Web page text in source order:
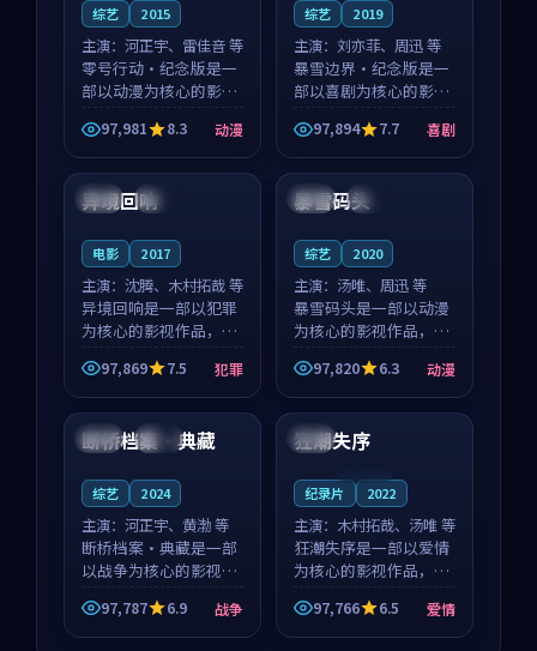
综艺 2015
主演： 河正宇、雷佳音 等
零号行动·纪念版是一
部以动漫为核心的影视
作品，围绕危机、反转
与人物成长展开，整体
节奏紧凑，值得推荐观
看。
97,981 8.3 动漫
综艺 2019
主演： 刘亦菲、周迅 等
暴雪边界·纪念版是一
部以喜剧为核心的影视
作品，围绕危机、反转
与人物成长展开，整体
节奏紧凑，值得推荐观
看。
97,894 7.7 喜剧
英国 院线
异境回响
电影 2017
主演： 沈腾、木村拓哉 等
异境回响是一部以犯罪
为核心的影视作品，围
绕危机、反转与人物成
长展开，整体节奏紧
凑，值得推荐观看。
97,869 7.5 犯罪
泰国 完结
暴雪码头
综艺 2020
主演： 汤唯、周迅 等
暴雪码头是一部以动漫
为核心的影视作品，围
绕危机、反转与人物成
长展开，整体节奏紧
凑，值得推荐观看。
97,820 6.3 动漫
中国 完结
断桥档案·典藏
综艺 2024
主演： 河正宇、黄渤 等
断桥档案·典藏是一部
以战争为核心的影视作
品，围绕危机、反转与
人物成长展开，整体节
奏紧凑，值得推荐观
97,787 6.9 战争
泰国
狂潮失序
纪录片 2022
主演： 木村拓哉、汤唯 等
狂潮失序是一部以爱情
为核心的影视作品，围
绕危机、反转与人物成
长展开，整体节奏紧
凑，值得推荐观看。
97,766 6.5 爱情